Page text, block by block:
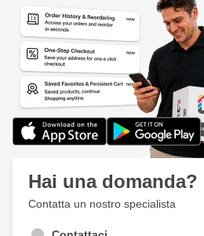
Hai una domanda?
Contatta un nostro specialista